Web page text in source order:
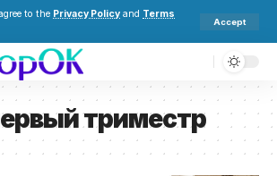
to the Privacy Policy and Terms
Accept
триместр